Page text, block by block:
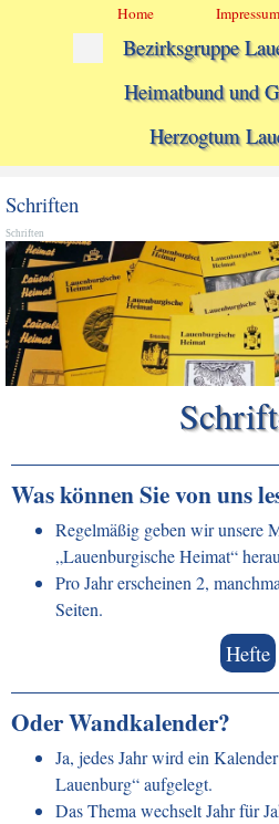
Direkt zum Seiteninhalt
Home Impressum
Bezirksgruppe
Heimatbund und
Herzogtum
Menü überspringen
Schriften
Schriften
Was können Sie von uns
Regelmäßig geben wir unsere
„Lauenburgische Heimat“
Pro Jahr erscheinen 2,
Seiten.
Hefte
Oder Wandkalender?
Ja, jedes Jahr wird ein
Lauenburg“ aufgelegt.
Das Thema wechselt Jahr für